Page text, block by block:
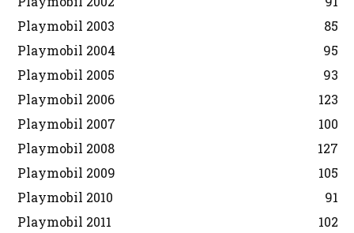
Playmobil 2003
85
Playmobil 2004
95
Playmobil 2005
93
Playmobil 2006
123
Playmobil 2007
100
Playmobil 2008
127
Playmobil 2009
105
Playmobil 2010
91
Playmobil 2011
102